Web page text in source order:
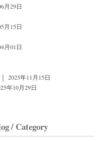
月29日
月15日
月01日
2025年11月15日
年10月29日
/ Category